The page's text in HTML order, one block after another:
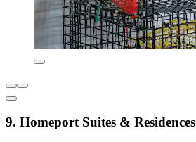
9. Homeport Suites & Residences